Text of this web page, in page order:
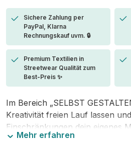
Sichere Zahlung per
PayPal, Klarna
Rechnungskauf uvm. 🔒
Premium Textilien in
Streetwear Qualität zum
Best-Preis ✨
Im Bereich „SELBST
Kreativität freien Lauf lassen
Einschränkungen dein eigenes
Mehr erfahren